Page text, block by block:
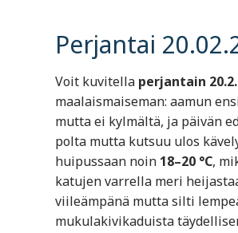
Perjantai
Voit kuvitella perjantain
maalaismaiseman: aamun
mutta ei kylmältä, ja päivän
polta mutta kutsuu ulos
huipussaan noin 18–20 °C,
katujen varrella meri
viileämpänä mutta silti
mukulakivikaduista